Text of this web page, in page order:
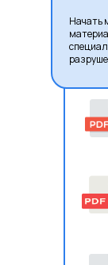
Начать